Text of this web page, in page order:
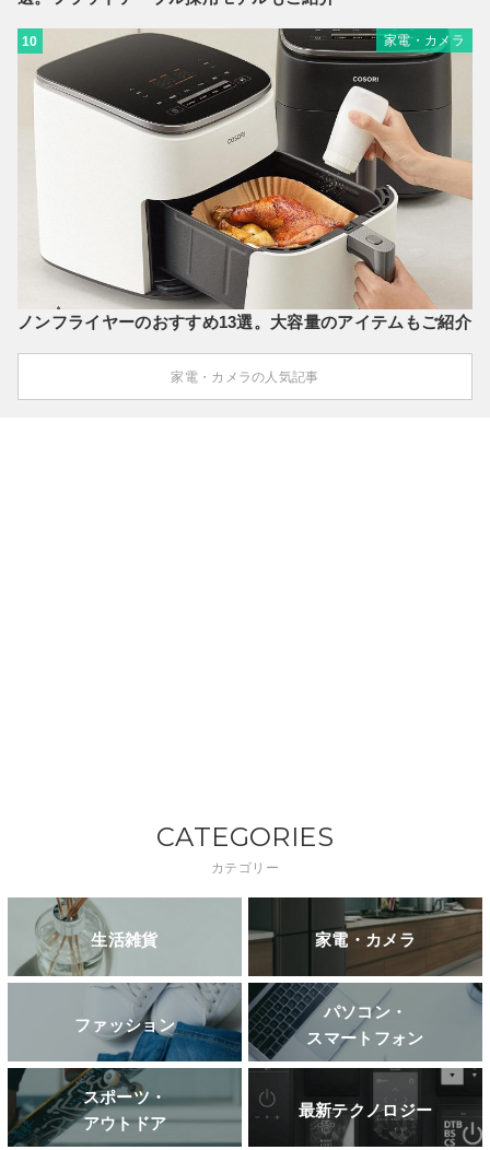
10 家電・カメラ
ノンフライヤーのおすすめ13選。大容量のアイテムもご紹介
家電・カメラの人気記事
CATEGORIES
カテゴリー
生活雑貨 家電・カメラ
ファッション
パソコン・
スマートフォン
スポーツ・
アウトドア
最新テクノロジー